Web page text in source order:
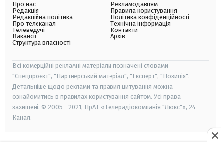
Про нас
Редакція
Редакційна політика
Про телеканал
Телеведучі
Вакансії
Структура власності
Рекламодавцям
Правила користування
Політика конфіденційності
Технічна інформація
Контакти
Архів
Всі комерційні рекламні матеріали позначені словами
"Спецпроєкт", "Партнерський матеріал", "Експерт", "Позиція".
Детальніше щодо реклами та правил цитування можна
ознайомитись в правилах користування сайтом. Усі права
захищені. © 2005—2021, ПрАТ «Телерадіокомпанія "Люкс"», 24
Канал.